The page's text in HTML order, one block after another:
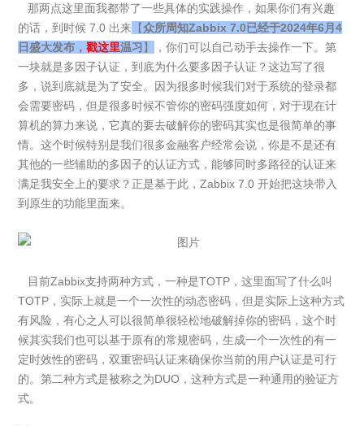
那两点这里面我都带了一些具体的实践操作，如果你们有兴趣
的话，到时候 7.0 出来 【众所周知Zabbix 7.0已经于2024年6月4
日盛大发布，戳这里温习 】
，你们可以自己动手去操作一下。第
一块就是多因子认证，到底为什么要多因子认证？这边写了很
多，说到底就是为了安全。因为很多时候我们对于系统的登录都
会需要密码，但是很多时候不管你的密码强度如何，对于现在计
算机的算力来说，它真的要去破解你的密码其实也是很简单的事
情。这个时候特别是我们很多金融客户经常会说，你是不是还有
其他的一些辅助的多因子的认证方式，能够同时多路径的认证来
满足我安全上的要求？正是基于此，Zabbix 7.0 开始把这块带入
到原生的功能里面来。
目前Zabbix支持两种方式，一种是TOTP，这里面写了什么叫
TOTP，实际上就是一个一次性的动态密码，但是实际上这种方式
有风险，有心之人可以很简单很轻松地破解掉你的密码，这个时
候其实我们也可以基于原有的常规密码，生成一个一次性的有一
定时效性的密码，双重密码认证来确保你当前的用户认证是可行
的。第二种方式是被称之为DUO，这种方式是一种通用的验证方
式。